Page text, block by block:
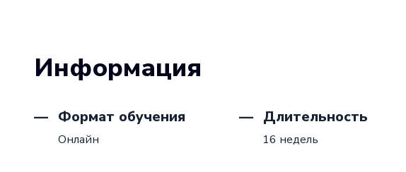
Информация
Формат обучения
Онлайн
Длительность
16 недель